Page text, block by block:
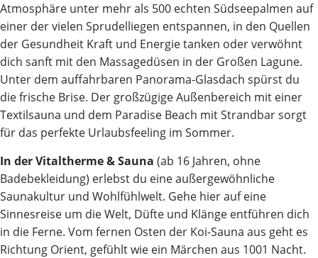
Atmosphäre unter mehr als 500 echten Südseepalmen auf
einer der vielen Sprudelliegen entspannen, in den Quellen
der Gesundheit Kraft und Energie tanken oder verwöhnt
dich sanft mit den Massagedüsen in der Großen Lagune.
Unter dem auffahrbaren Panorama-Glasdach spürst du
die frische Brise. Der großzügige Außenbereich mit einer
Textilsauna und dem Paradise Beach mit Strandbar sorgt
für das perfekte Urlaubsfeeling im Sommer.
In der Vitaltherme & Sauna (ab 16 Jahren, ohne
Badebekleidung) erlebst du eine außergewöhnliche
Saunakultur und Wohlfühlwelt. Gehe hier auf eine
Sinnesreise um die Welt, Düfte und Klänge entführen dich
in die Ferne. Vom fernen Osten der Koi-Sauna aus geht es
Richtung Orient, gefühlt wie ein Märchen aus 1001 Nacht.